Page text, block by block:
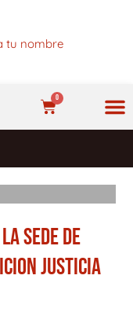
tu nombre
0
CARRITO
SEDE DE
JUSTICIA